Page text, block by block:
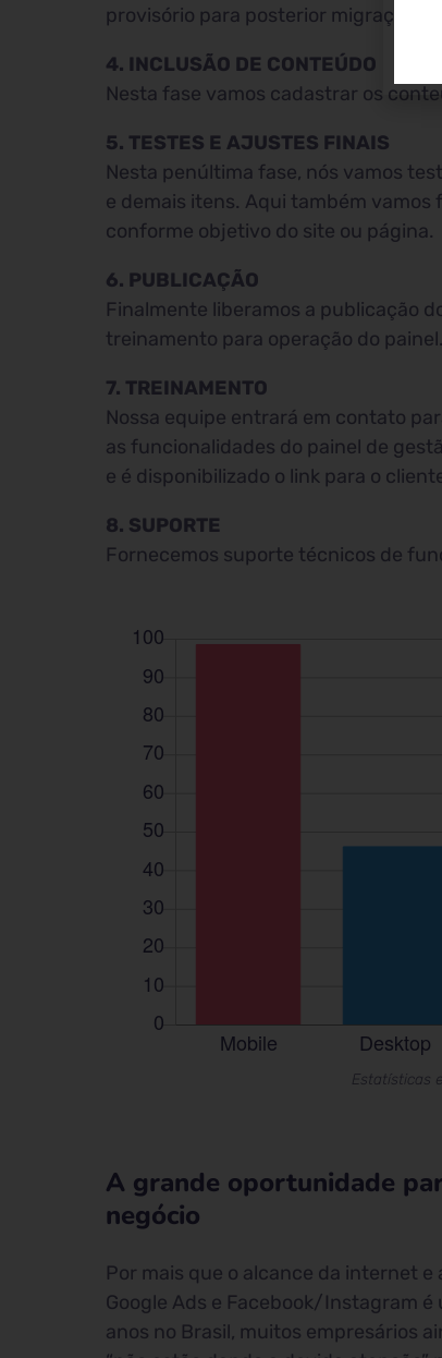
provisório para posterior migração.
4. INCLUSÃO DE CONTEÚDO
Nesta fase vamos cadastrar os
5. TESTES E AJUSTES FINAIS
Nesta penúltima fase, nós vamos
e demais itens. Aqui também vamos
conforme objetivo do site ou página.
6. PUBLICAÇÃO
Finalmente liberamos a publicação
treinamento para operação do painel.
7. TREINAMENTO
Nossa equipe entrará em contato
as funcionalidades do painel de
e é disponibilizado o link para o
8. SUPORTE
Fornecemos suporte técnicos de
Estatísticas
A grande oportunidade
negócio
Por mais que o alcance da internet
Google Ads e Facebook/Instagram
anos no Brasil, muitos empresários